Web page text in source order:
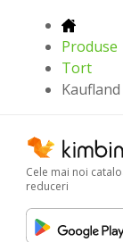
Produse
Tort
Cele mai noi
reduceri